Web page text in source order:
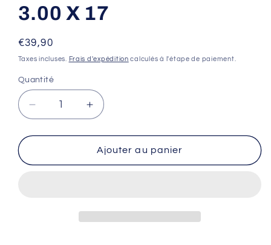
3.00 X 17
Prix
habituel
€39,90
Taxes incluses. Frais d'expédition calculés à l'étape de paiement.
Quantité
Réduire
la
quantité
KENDA
Augmenter
la
quantité
de
KENDA
Ajouter au panier